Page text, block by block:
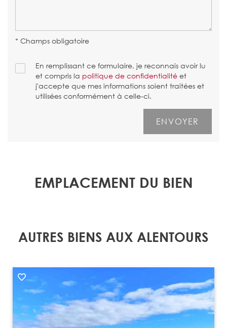
* Champs obligatoire
En remplissant ce formulaire, je reconnais avoir lu
et compris la politique de confidentialité et
j'accepte que mes informations soient traitées et
utilisées conformément à celle-ci.
EMPLACEMENT DU BIEN
AUTRES BIENS AUX ALENTOURS